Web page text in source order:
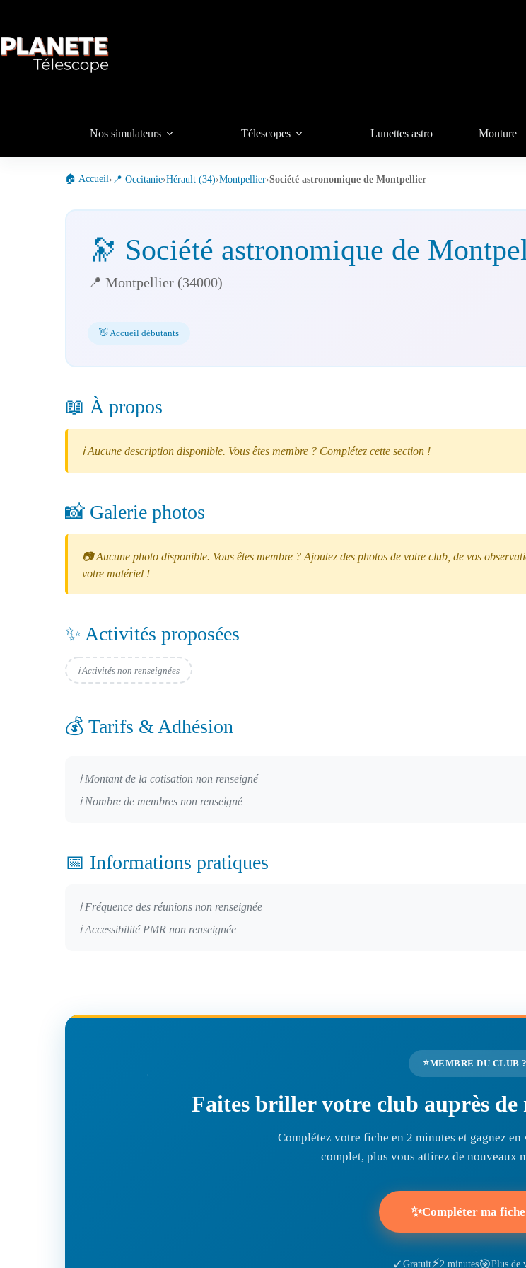
Nos simulateurs Télescopes Lunettes astro Monture
🏠 Accueil› 📍 Occitanie›Hérault (34)›Montpellier›Société astronomique de Montpellier
🔭 Société astronomique de
📍 Montpellier (34000)
👋 Accueil débutants
📖 À propos
ℹ️ Aucune description disponible. Vous êtes membre ? Complétez cette section !
📸 Galerie photos
📷 Aucune photo disponible. Vous êtes membre ? Ajoutez des photos de votre club, de vos
votre matériel !
✨ Activités proposées
ℹ️ Activités non renseignées
💰 Tarifs & Adhésion
ℹ️ Montant de la cotisation non renseigné
ℹ️ Nombre de membres non renseigné
📅 Informations pratiques
ℹ️ Fréquence des réunions non renseignée
ℹ️ Accessibilité PMR non renseignée
⭐MEMBRE DU CLUB ?
Faites briller votre club auprès
Complétez votre fiche en 2 minutes et gagnez
complet, plus vous attirez de nouveaux
✨Compléter ma fiche
✓ Gratuit⚡2 minutes🎯Plus de